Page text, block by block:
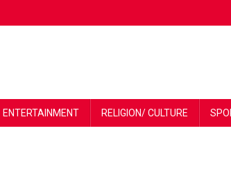
ENTERTAINMENT RELIGION/ CULTURE